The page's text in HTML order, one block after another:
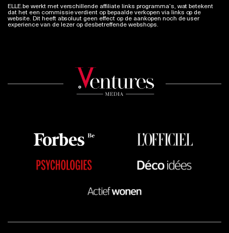
ELLE.be werkt met verschillende affiliate links programma’s, wat betekent
dat het een commissie verdient op bepaalde verkopen via links op de
website. Dit heeft absoluut geen effect op de aankopen noch de user
experience van de lezer op desbetreffende webshops.